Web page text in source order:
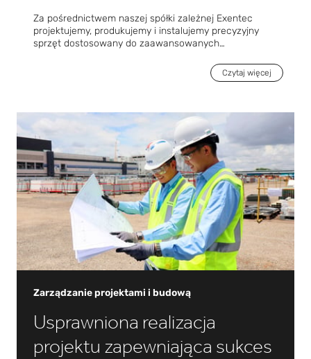
technologicznie sprzęt do
precyzyjnej produkcji
Za pośrednictwem naszej spółki zależnej Exentec
projektujemy, produkujemy i instalujemy precyzyjny
sprzęt dostosowany do zaawansowanych
półprzewodników, baterii oraz biofarmacji i nauk
przyrodniczych dostarczamy zaawansowane
pomieszczeń do produkcji baterii, technologie
dostarczania gazów i mieszania chemikaliów,
technologie redukcji gazów, wysokowydajne kanały
wentylacyjne i wiele innych.
Czytaj więcej
Zarządzanie projektami i budową
Usprawniona realizacja
projektu zapewniająca sukces